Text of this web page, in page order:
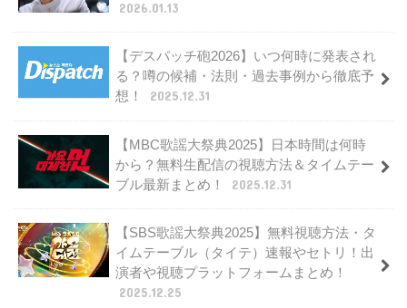
2026.01.13
【デスパッチ砲2026】いつ何時に発表され
る？噂の候補・法則・過去事例から徹底予
想！
2025.12.31
【MBC歌謡大祭典2025】日本時間は何時
から？無料生配信の視聴方法＆タイムテー
ブル最新まとめ！
2025.12.31
【SBS歌謡大祭典2025】無料視聴方法・タ
イムテーブル（タイテ）速報やセトリ！出
演者や視聴プラットフォームまとめ！
2025.12.25